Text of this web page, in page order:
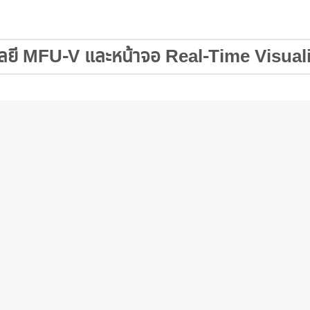
ลยี MFU-V และหน้าจอ Real-Time